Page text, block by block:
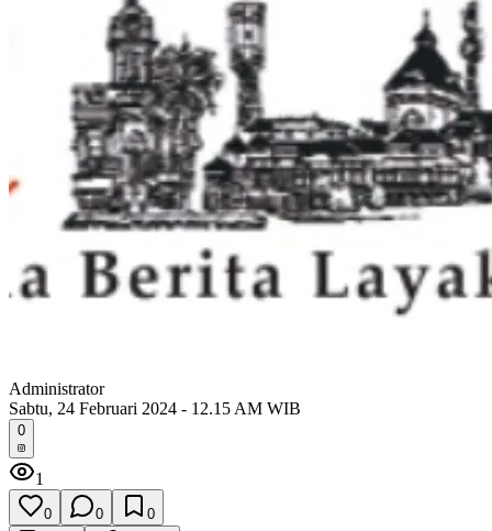
Administrator
Sabtu, 24 Februari 2024 - 12.15 AM WIB
0
1
0 0 0